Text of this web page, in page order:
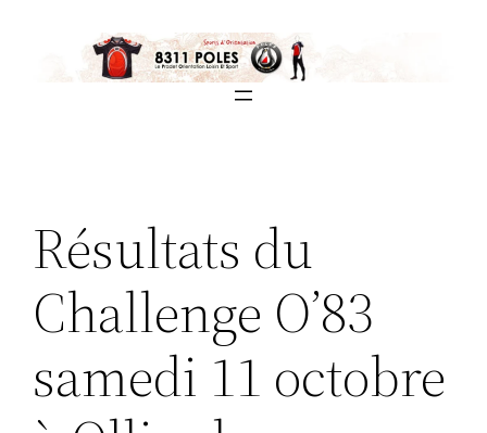
contenu
Résultats du
Challenge O’83
samedi 11 octobre